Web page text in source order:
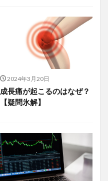
2024年3月20日
成長痛が起こるのはなぜ？
【疑問氷解】